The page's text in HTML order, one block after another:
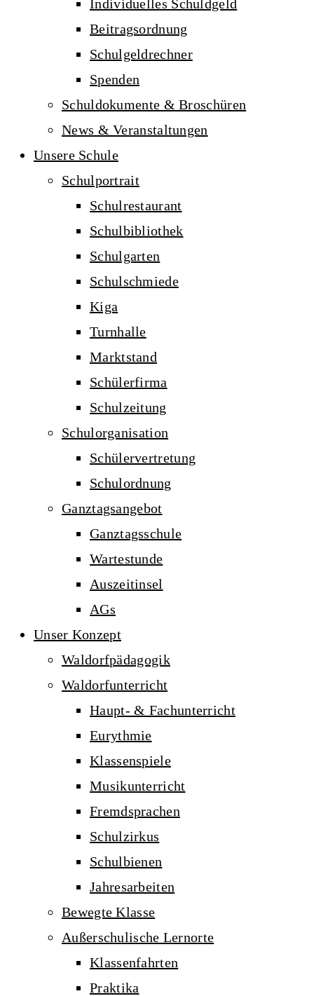
Individuelles Schuldgeld
Beitragsordnung
Schulgeldrechner
Spenden
Schuldokumente & Broschüren
News & Veranstaltungen
Unsere Schule
Schulportrait
Schulrestaurant
Schulbibliothek
Schulgarten
Schulschmiede
Kiga
Turnhalle
Marktstand
Schülerfirma
Schulzeitung
Schulorganisation
Schülervertretung
Schulordnung
Ganztagsangebot
Ganztagsschule
Wartestunde
Auszeitinsel
AGs
Unser Konzept
Waldorfpädagogik
Waldorfunterricht
Haupt- & Fachunterricht
Eurythmie
Klassenspiele
Musikunterricht
Fremdsprachen
Schulzirkus
Schulbienen
Jahresarbeiten
Bewegte Klasse
Außerschulische Lernorte
Klassenfahrten
Praktika